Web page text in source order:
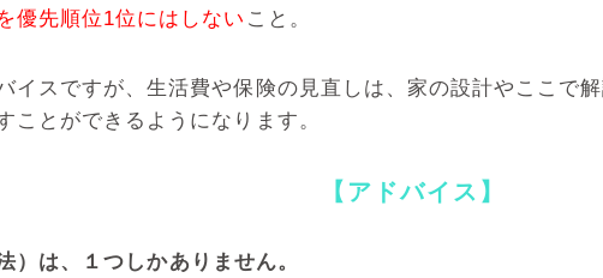
優先順位1位にはしない こと。
イスですが、生活費や保険の見直しは、家の設計やここで
ことができるようになります。
【アドバイス】
）は、１つしかありません。